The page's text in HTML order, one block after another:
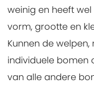
weinig en heeft
vorm, grootte en
Kunnen de
individuele bomen
van alle andere